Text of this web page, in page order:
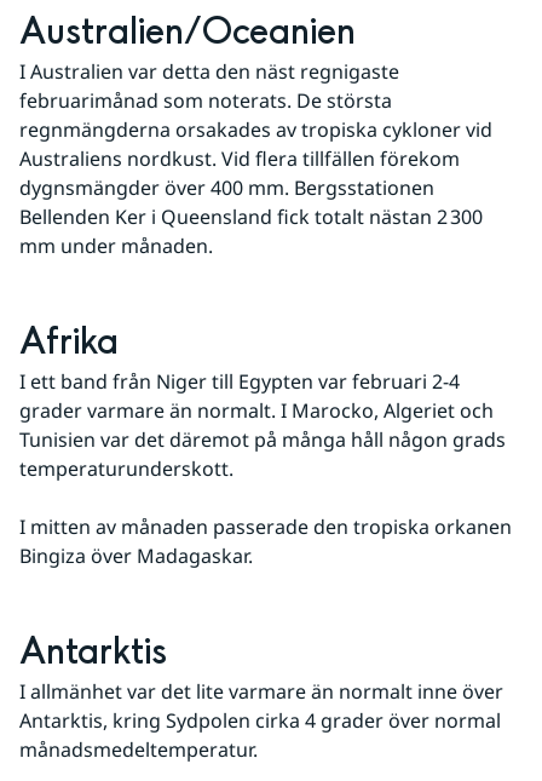
Australien/Oceanien
I Australien var detta den näst regnigaste
februarimånad som noterats. De största
regnmängderna orsakades av tropiska cykloner vid
Australiens nordkust. Vid flera tillfällen förekom
dygnsmängder över 400 mm. Bergsstationen
Bellenden Ker i Queensland fick totalt nästan 2 300
mm under månaden.
Afrika
I ett band från Niger till Egypten var februari 2-4
grader varmare än normalt. I Marocko, Algeriet och
Tunisien var det däremot på många håll någon grads
temperaturunderskott.
I mitten av månaden passerade den tropiska orkanen
Bingiza över Madagaskar.
Antarktis
I allmänhet var det lite varmare än normalt inne över
Antarktis, kring Sydpolen cirka 4 grader över normal
månadsmedeltemperatur.